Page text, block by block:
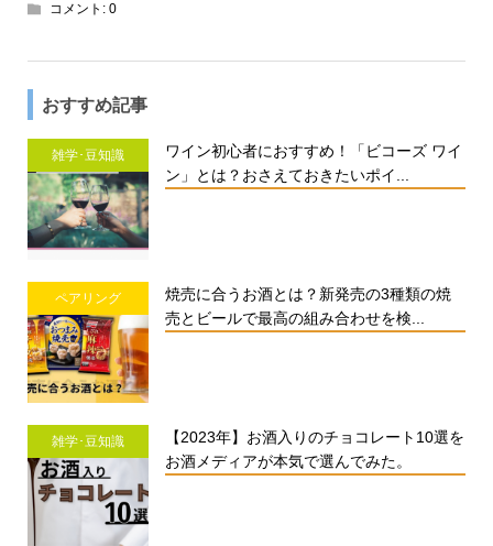
コメント: 0
おすすめ記事
雑学･豆知識
ワイン初心者におすすめ！「ビコーズ ワイ
ン」とは？おさえておきたいポイ...
ペアリング
焼売に合うお酒とは？新発売の3種類の焼
売とビールで最高の組み合わせを検...
雑学･豆知識
【2023年】お酒入りのチョコレート10選を
お酒メディアが本気で選んでみた。